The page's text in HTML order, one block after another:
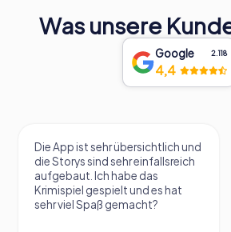
Was unsere
Google 2.118
4,4
Die App ist sehr übersichtlich und
die Storys sind sehr einfallsreich
aufgebaut. Ich habe das
Krimispiel gespielt und es hat
sehr viel Spaß gemacht?